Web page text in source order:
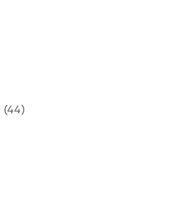
(44)